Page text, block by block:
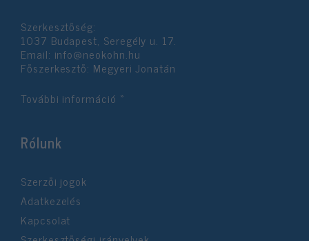
Szerkesztőség:
1037 Budapest, Seregély u. 17.
Email: info@neokohn.hu
Főszerkesztő: Megyeri Jonatán
További információ »
Rólunk
Szerzői jogok
Adatkezelés
Kapcsolat